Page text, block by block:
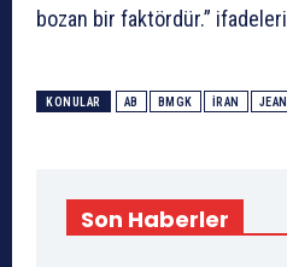
bozan bir faktördür.”
KONULAR AB BMGK İRAN
Son Haberler